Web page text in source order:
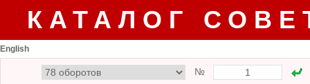
КАТАЛОГ
English
№